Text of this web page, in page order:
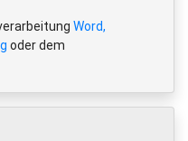
Word,
oder dem